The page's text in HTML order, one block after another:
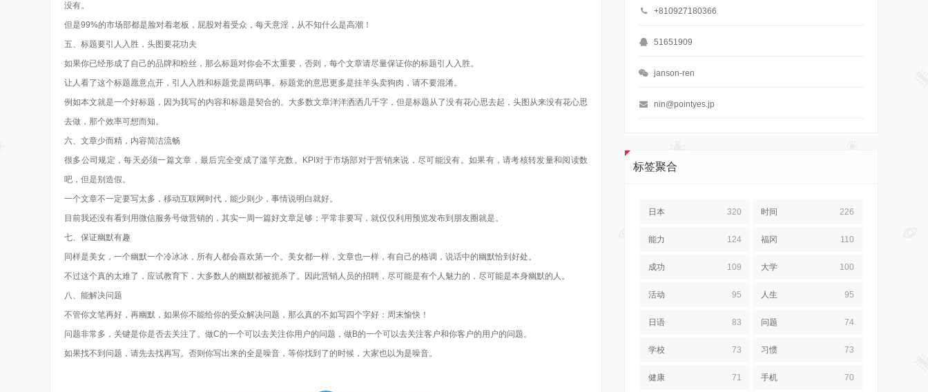
没有。
但是99%的市场部都是脸对着老板，屁股对着受众，每天意淫，从不知什么是高潮！
五、标题要引人入胜，头图要花功夫
如果你已经形成了自己的品牌和粉丝，那么标题对你会不太重要，否则，每个文章请尽量保证你的标题引人入胜。
让人看了这个标题愿意点开，引人入胜和标题党是两码事。标题党的意思更多是挂羊头卖狗肉，请不要混淆。
例如本文就是一个好标题，因为我写的内容和标题是契合的。大多数文章洋洋洒洒几千字，但是标题从了没有花心思去起，头图从来没有花心思
去做，那个效率可想而知。
六、文章少而精，内容简洁流畅
很多公司规定，每天必须一篇文章，最后完全变成了滥竽充数。KPI对于市场部对于营销来说，尽可能没有。如果有，请考核转发量和阅读数
吧，但是别造假。
一个文章不一定要写太多，移动互联网时代，能少则少，事情说明白就好。
目前我还没有看到用微信服务号做营销的，其实一周一篇好文章足够；平常非要写，就仅仅利用预览发布到朋友圈就是。
七、保证幽默有趣
同样是美女，一个幽默一个冷冰冰，所有人都会喜欢第一个。美女都一样，文章也一样，有自己的格调，说话中的幽默恰到好处。
不过这个真的太难了，应试教育下，大多数人的幽默都被扼杀了。因此营销人员的招聘，尽可能是有个人魅力的，尽可能是本身幽默的人。
八、能解决问题
不管你文笔再好，再幽默，如果你不能给你的受众解决问题，那么真的不如写四个字好：周末愉快！
问题非常多，关键是你是否去关注了。做C的一个可以去关注你用户的问题，做B的一个可以去关注客户和你客户的用户的问题。
如果找不到问题，请先去找再写。否则你写出来的全是噪音，等你找到了的时候，大家也以为是噪音。
+810927180366
51651909
janson-ren
nin@pointyes.jp
标签聚合
日本 320 时间 226
能力 124 福冈 110
成功 109 大学 100
活动 95 人生 95
日语 83 问题 74
学校 73 习惯 73
健康 71 手机 70